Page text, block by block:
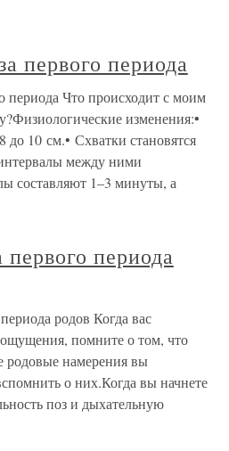
первого периода
периода Что происходит с моим
изменения:•
до 10 см.• Схватки становятся
между ними
составляют 1–3 минуты, а
первого периода
родов Когда вас
помните о том, что
родовые намерения вы
о них.Когда вы начнете
поз и дыхательную